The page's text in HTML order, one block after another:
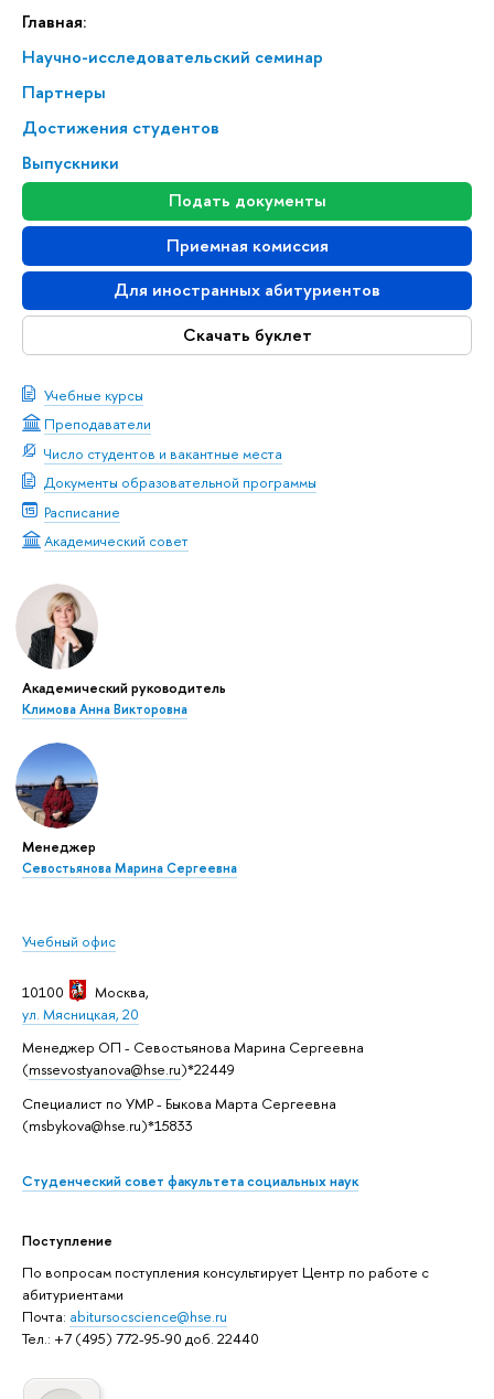
Главная:
Научно-исследовательский семинар
Партнеры
Достижения студентов
Выпускники
Подать документы
Приемная комиссия
Для иностранных абитуриентов
Скачать буклет
Учебные курсы
Преподаватели
Число студентов и вакантные места
Документы образовательной программы
Расписание
Академический совет
Академический руководитель
Климова Анна Викторовна
Менеджер
Севостьянова Марина Сергеевна
Учебный офис
10100 Москва,
ул. Мясницкая, 20
Менеджер ОП - Севостьянова Марина Сергеевна
(mssevostyanova@hse.ru)*22449
Специалист по УМР - Быкова Марта Сергеевна
(msbykova@hse.ru)*15833
Студенческий совет факультета социальных наук
Поступление
По вопросам поступления консультирует Центр по работе с
абитуриентами
Почта: abitursocscience@hse.ru
Тел.: +7 (495) 772-95-90 доб. 22440